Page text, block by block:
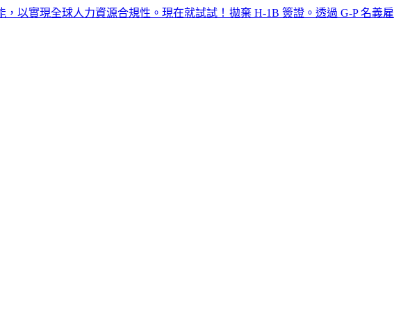
球人力資源合規性。現在就試試！​​拋棄 H-1B 簽證。透過 G-P 名義雇主™ 獲